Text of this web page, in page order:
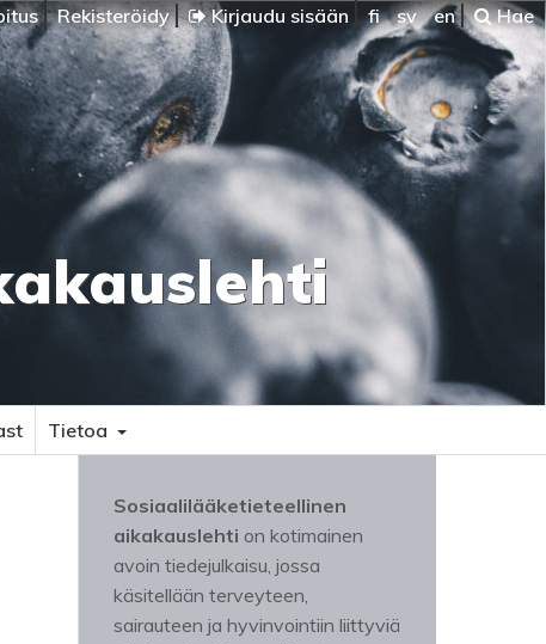
Rekisteröidy Kirjaudu sisään fi sv en Hae
Tietoa
Sosiaalilääketieteellinen
aikakauslehti on kotimainen
avoin tiedejulkaisu, jossa
käsitellään terveyteen,
sairauteen ja hyvinvointiin liittyviä